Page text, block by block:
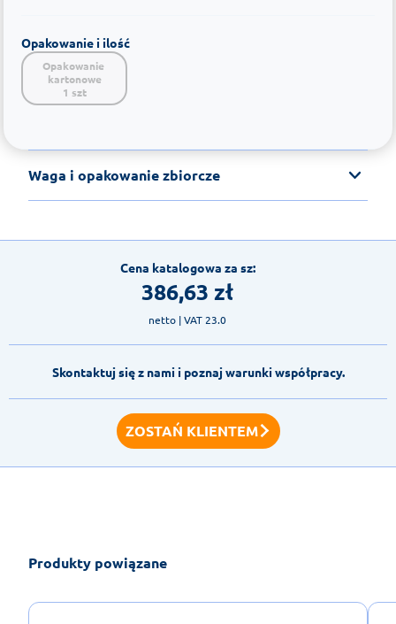
Opakowanie i ilość
Opakowanie
kartonowe
1 szt
Waga i opakowanie zbiorcze
Cena katalogowa za sz:
386,63 zł
netto | VAT 23.0
Skontaktuj się z nami i poznaj warunki współpracy.
ZOSTAŃ KLIENTEM
Produkty powiązane